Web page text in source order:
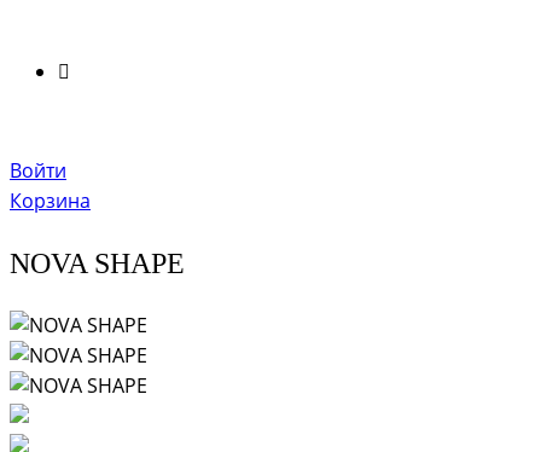
Войти
Корзина
NOVA SHAPE